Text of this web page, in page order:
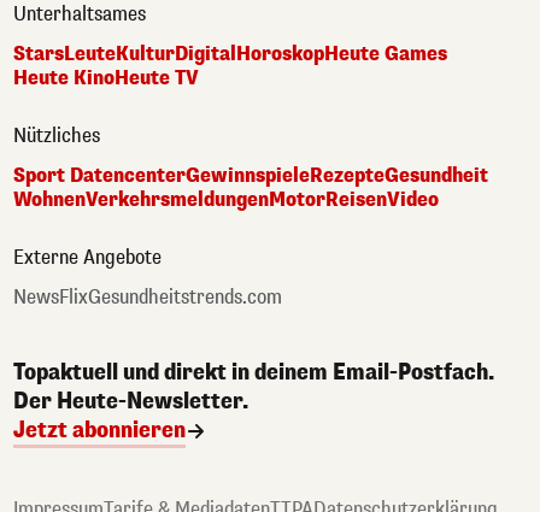
Unterhaltsames
StarsLeuteKulturDigital HoroskopHeute Games
Heute KinoHeute TV
Nützliches
Sport DatencenterGewinnspieleRezepteGesundheit
WohnenVerkehrsmeldungenMotorReisenVideo
Externe Angebote
NewsFlixGesundheitstrends.com
Topaktuell und direkt in deinem Email-Postfach.
Der Heute-Newsletter.
Jetzt abonnieren